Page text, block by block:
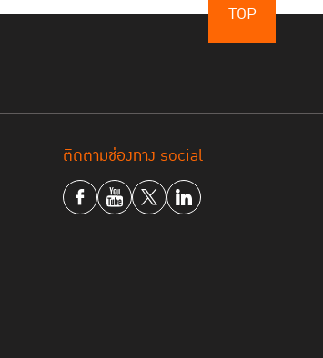
TOP
ติดตามช่องทาง social